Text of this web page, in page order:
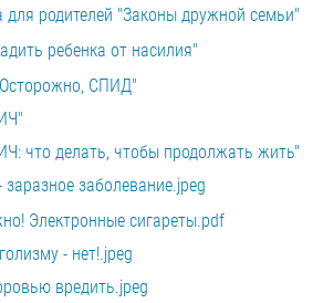
для родителей "Законы дружной семьи"
ребенка от насилия"
СПИД"
что делать, чтобы продолжать жить"
заразное заболевание.jpeg
Электронные сигареты.pdf
- нет!.jpeg
вредить.jpeg